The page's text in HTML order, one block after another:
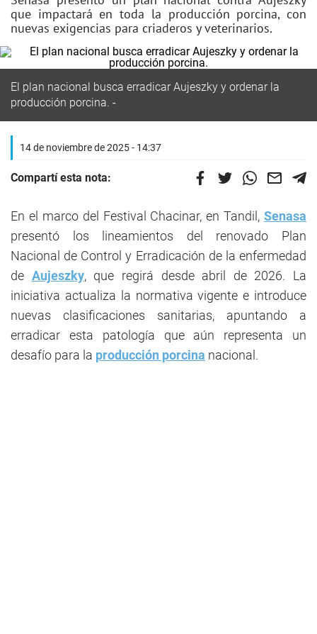
que impactará en toda la producción porcina, con
nuevas exigencias para criaderos y veterinarios.
El plan nacional busca erradicar Aujeszky y ordenar la
producción porcina.
14 de noviembre de 2025 - 14:37
Compartí esta nota:
En el marco del Festival Chacinar, en Tandil, Senasa
presentó los lineamientos del renovado Plan
Nacional de Control y Erradicación de la enfermedad
de Aujeszky, que regirá desde abril de 2026. La
iniciativa actualiza la normativa vigente e introduce
nuevas clasificaciones sanitarias, apuntando a
erradicar esta patología que aún representa un
desafío para la producción porcina nacional.